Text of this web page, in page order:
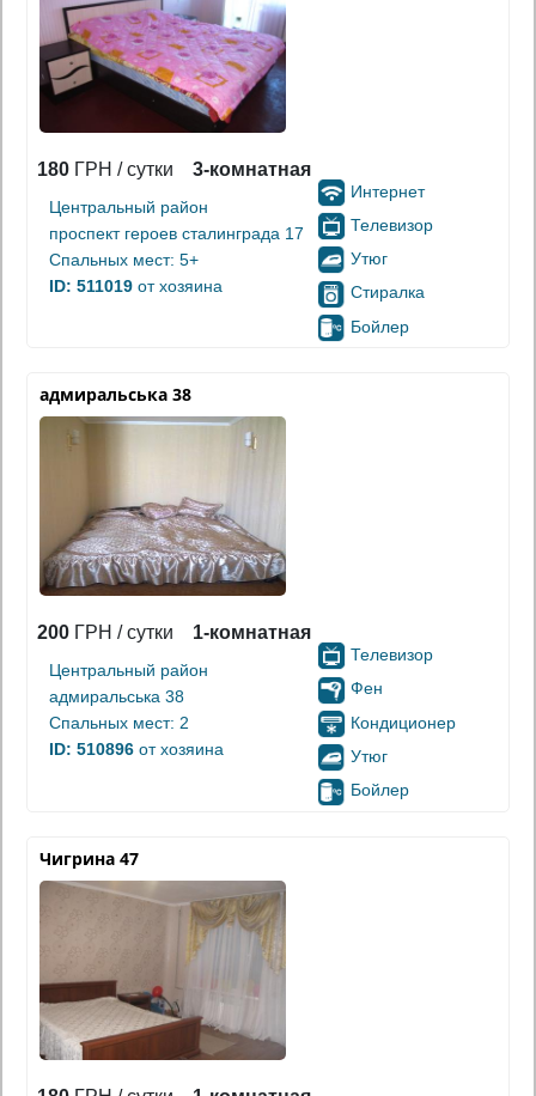
180 ГРН / сутки 3-комнатная
Центральный район
проспект героев сталинграда 17
Спальных мест: 5+
ID: 511019 от хозяина
Интернет
Телевизор
Утюг
Стиралка
Бойлер
адмиральська 38
200 ГРН / сутки 1-комнатная
Центральный район
адмиральська 38
Спальных мест: 2
ID: 510896 от хозяина
Телевизор
Фен
Кондиционер
Утюг
Бойлер
Чигрина 47